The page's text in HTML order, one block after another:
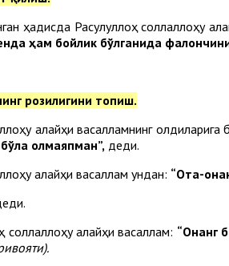
ҳадисда Расулуллоҳ соллаллоҳу
ҳам бойлик бўлганида
розилигини топиш.
алайҳи васалламнинг
олмаяпман”, деди.
алайҳи васаллам ундан: “Ота-
соллаллоҳу алайҳи васаллам: “Онанг